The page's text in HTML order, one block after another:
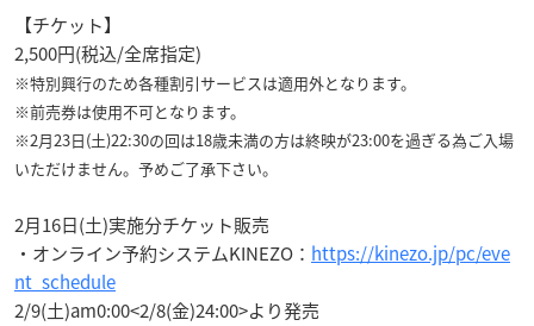
【チケット】
2,500円(税込/全席指定)
※特別興行のため各種割引サービスは適用外となります。
※前売券は使用不可となります。
※2月23日(土)22:30の回は18歳未満の方は終映が23:00を過ぎる為ご入場
いただけません。予めご了承下さい。
2月16日(土)実施分チケット販売
・オンライン予約システムKINEZO： https://kinezo.jp/pc/eve
nt_schedule
2/9(土)am0:00<2/8(金)24:00>より発売